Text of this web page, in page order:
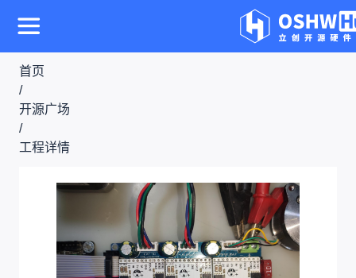
首页
/
开源广场
/
工程详情